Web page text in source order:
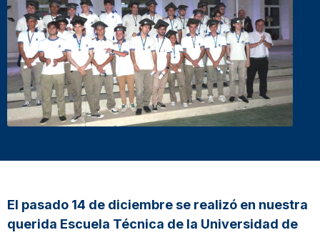
El pasado 14 de diciembre se realizó en nuestra
querida Escuela Técnica de la Universidad de